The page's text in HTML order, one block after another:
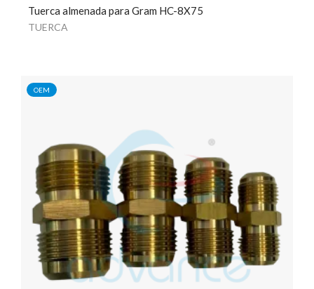
Tuerca almenada para Gram HC-8X75
TUERCA
OEM